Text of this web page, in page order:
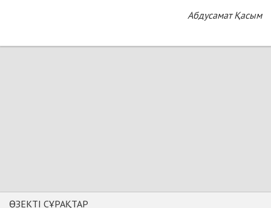
Абдусамат Қасым
ӨЗЕКТІ СҰРАҚТАР